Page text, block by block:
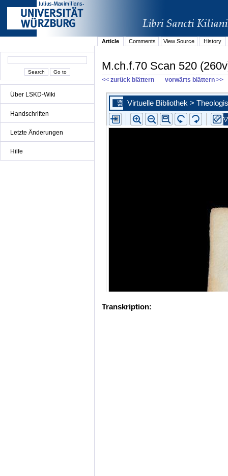
Über LSKD-Wiki
Handschriften
Letzte Änderungen
Hilfe
Article Comments View Source History
M.ch.f.70 Scan 520
<< zurück blättern vorwärts blättern >>
Transkription: